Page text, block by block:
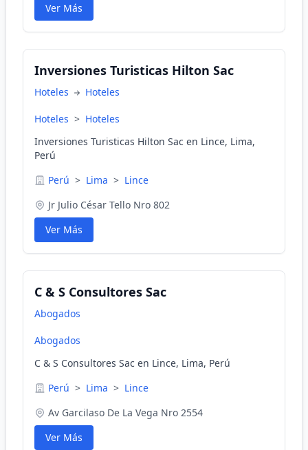
Ver Más
Inversiones Turisticas Hilton Sac
Hoteles Hoteles
Hoteles > Hoteles
Inversiones Turisticas Hilton Sac en Lince, Lima,
Perú
Perú > Lima > Lince
Jr Julio César Tello Nro 802
Ver Más
C & S Consultores Sac
Abogados
Abogados
C & S Consultores Sac en Lince, Lima, Perú
Perú > Lima > Lince
Av Garcilaso De La Vega Nro 2554
Ver Más